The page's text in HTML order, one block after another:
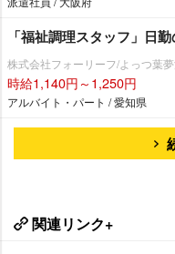
「福祉調理スタッフ」日
株式会社フォーリーフ/よっつ葉
時給1,140円～1,250円
アルバイト・パート / 愛知県
関連リンク+